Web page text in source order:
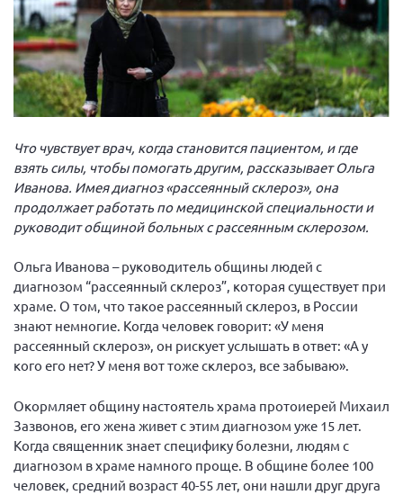
Президент Власов Я.В.
Первый вице-президент Кичигина Н. Ф.
Генеральный директор Матвиевская О.В.
Вице-президент Зрячева Н.В.
Информационная служба
Отдел международных отношений
Вице-президент Черненко Д.Е.
Вице-президент Чернова А.В.
Вице-президент Цикорин И.В.
Вице-президент Груба Л.В.
Главный бухгалтер Жаворонкова Г.М.
Конференция ОООИБРС 2025
Экспертный совет ОООИБРС 2025
Конференция ОООИБРС 2024
Что чувствует врач, когда становится пациентом, и где
взять силы, чтобы помогать другим, рассказывает Ольга
Иванова. Имея диагноз «рассеянный склероз», она
продолжает работать по медицинской специальности и
руководит общиной больных с рассеянным склерозом.
Ольга Иванова – руководитель общины людей с
диагнозом “рассеянный склероз”, которая существует при
храме. О том, что такое рассеянный склероз, в России
знают немногие. Когда человек говорит: «У меня
рассеянный склероз», он рискует услышать в ответ: «А у
кого его нет? У меня вот тоже склероз, все забываю».
Окормляет общину настоятель храма протоиерей Михаил
Зазвонов, его жена живет с этим диагнозом уже 15 лет.
Когда священник знает специфику болезни, людям с
диагнозом в храме намного проще. В общине более 100
человек, средний возраст 40-55 лет, они нашли друг друга